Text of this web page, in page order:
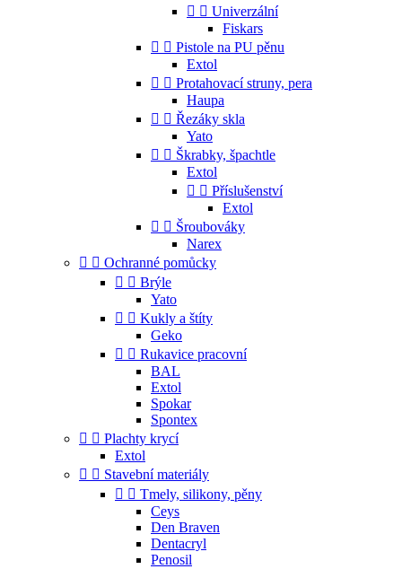
  Univerzální
Fiskars
  Pistole na PU pěnu
Extol
  Protahovací struny, pera
Haupa
  Řezáky skla
Yato
  Škrabky, špachtle
Extol
  Příslušenství
Extol
  Šroubováky
Narex
  Ochranné pomůcky
  Brýle
Yato
  Kukly a štíty
Geko
  Rukavice pracovní
BAL
Extol
Spokar
Spontex
  Plachty krycí
Extol
  Stavební materiály
  Tmely, silikony, pěny
Ceys
Den Braven
Dentacryl
Penosil